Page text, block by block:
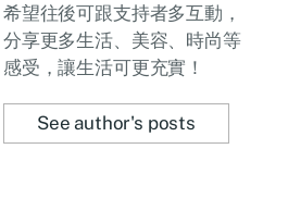
希望往後可跟支持者多互動，
分享更多生活、美容、時尚等
感受，讓生活可更充實！
See author's posts